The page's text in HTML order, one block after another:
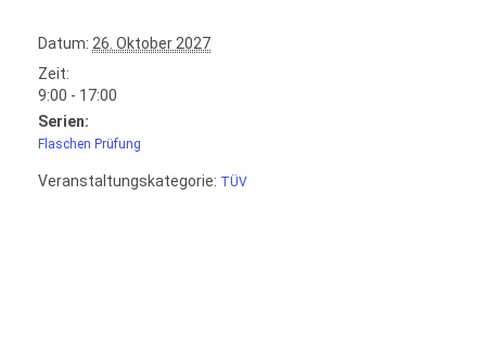
Datum: 26. Oktober 2027
Zeit:
9:00 - 17:00
Serien:
Flaschen Prüfung
Veranstaltungskategorie: TÜV